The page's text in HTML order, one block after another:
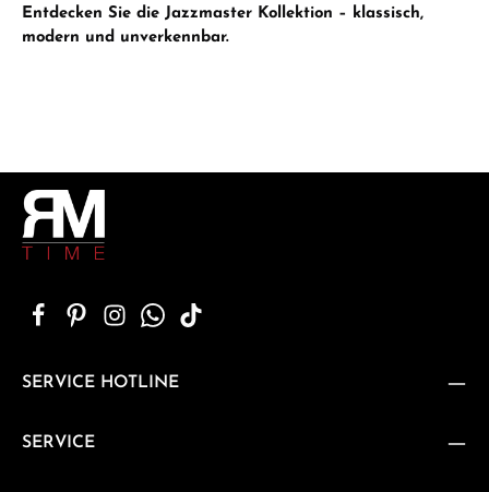
Entdecken Sie die Jazzmaster Kollektion – klassisch,
modern und unverkennbar.
SERVICE HOTLINE
SERVICE